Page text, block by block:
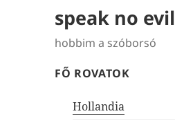
speak no evil
hobbim a szóborsó
FŐ ROVATOK
Hollandia